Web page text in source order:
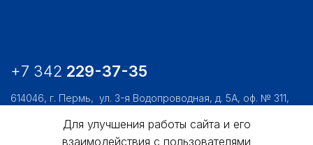
+7 342 229-37-35
614046, г. Пермь, ул. 3-я Водопроводная, д. 5А, оф. № 311,
usk@usk.perm.ruДля улучшения работы сайта и его
взаимодействия с пользователями